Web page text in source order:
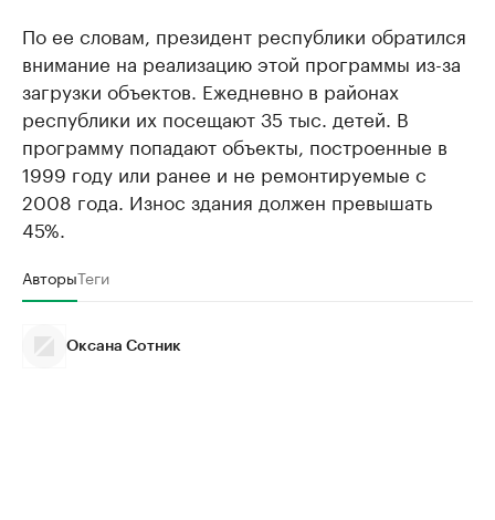
По ее словам, президент республики обратился
внимание на реализацию этой программы из-за
загрузки объектов. Ежедневно в районах
республики их посещают 35 тыс. детей. В
программу попадают объекты, построенные в
1999 году или ранее и не ремонтируемые с
2008 года. Износ здания должен превышать
45%.
АвторыТеги
Оксана Сотник